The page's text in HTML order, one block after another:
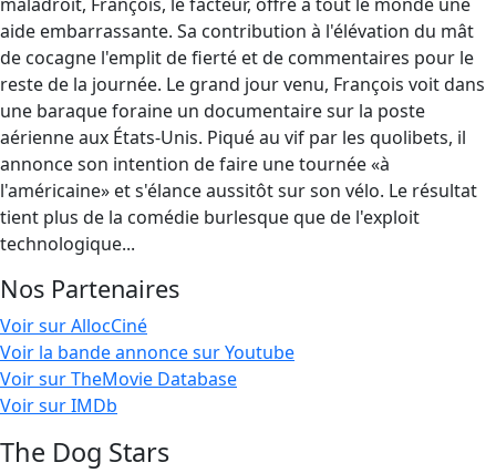
aide embarrassante. Sa contribution à l'élévation du mât
de cocagne l'emplit de fierté et de commentaires pour le
reste de la journée. Le grand jour venu, François voit dans
une baraque foraine un documentaire sur la poste
aérienne aux États-Unis. Piqué au vif par les quolibets, il
annonce son intention de faire une tournée «à
l'américaine» et s'élance aussitôt sur son vélo. Le résultat
tient plus de la comédie burlesque que de l'exploit
technologique...
Nos Partenaires
Voir sur AllocCiné
Voir la bande annonce sur Youtube
Voir sur TheMovie Database
Voir sur IMDb
The Dog Stars